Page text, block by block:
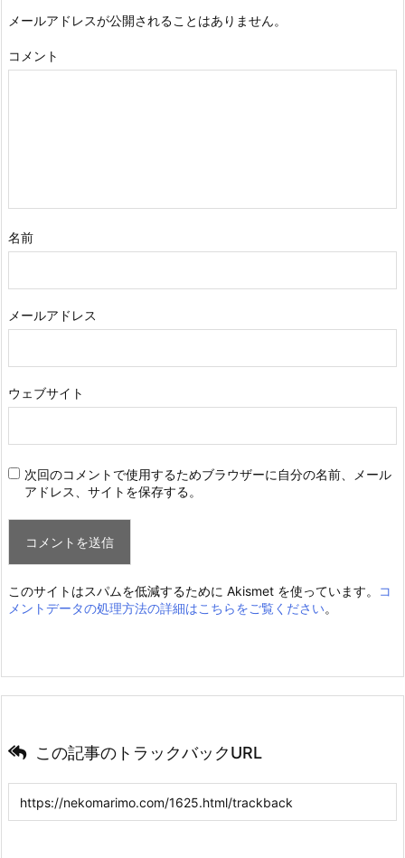
メールアドレスが公開されることはありません。
コメント
名前
メールアドレス
ウェブサイト
次回のコメントで使用するためブラウザーに自分の名前、メール
アドレス、サイトを保存する。
このサイトはスパムを低減するために Akismet を使っています。
コ
メントデータの処理方法の詳細はこちらをご覧ください。
この記事のトラックバックURL